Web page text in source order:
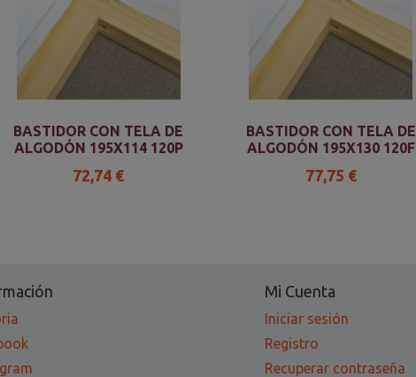
BASTIDOR CON TELA DE
ALGODÓN 195X114 120P
72,74 €
BASTIDOR CON TELA DE
ALGODÓN 195X130 120F
77,75 €
Mi Cuenta
Iniciar sesión
Registro
Recuperar contraseña